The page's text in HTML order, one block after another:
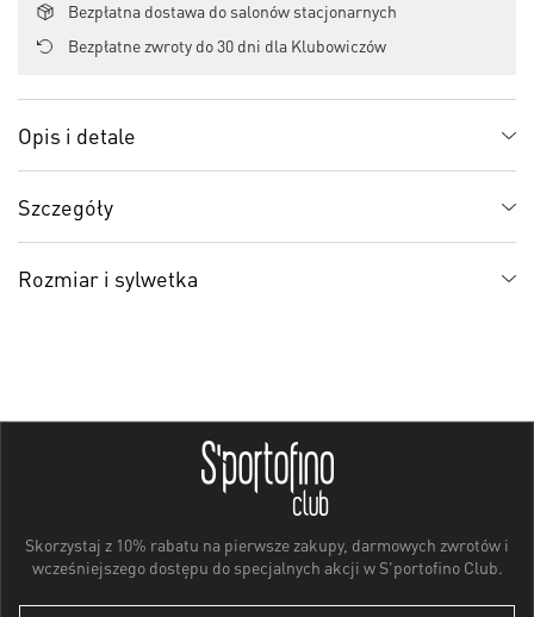
Bezpłatna dostawa do salonów stacjonarnych
Bezpłatne zwroty do 30 dni dla Klubowiczów
Opis i detale
Szczegóły
Rozmiar i sylwetka
Skorzystaj z 10% rabatu na pierwsze zakupy, darmowych zwrotów i
wcześniejszego dostępu do specjalnych akcji w S'portofino Club.